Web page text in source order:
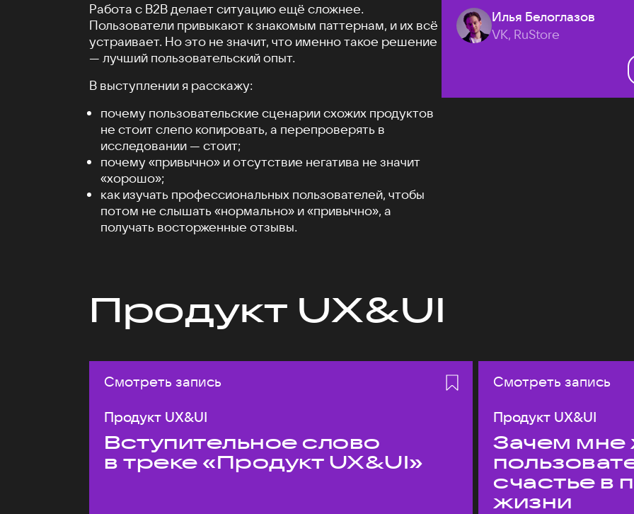
Работа с B2B делает ситуацию ещё сложнее.
Пользователи привыкают к знакомым паттернам, и их всё
устраивает. Но это не значит, что именно такое решение
— лучший пользовательский опыт.
В выступлении я расскажу:
почему пользовательские сценарии схожих продуктов
не стоит слепо копировать, а перепроверять в
исследовании — стоит;
почему «привычно» и отсутствие негатива не значит
«хорошо»;
как изучать профессиональных пользователей, чтобы
потом не слышать «нормально» и «привычно», а
получать восторженные отзывы.
продукт на
рынке?
Илья Белоглазов
VK, RuStore
Продукт UX&UI
Смотреть запись
Продукт UX&UI
Вступительное слово
в треке «Продукт UX&UI»
Смотреть запись
Продукт UX&UI
Зачем мне
счастье в
жизни